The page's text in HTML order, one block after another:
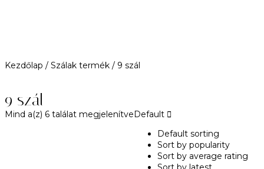
Kezdőlap / Szálak termék / 9 szál
9 szál
Mind a(z) 6 találat megjelenítveDefault
Default sorting
Sort by popularity
Sort by average rating